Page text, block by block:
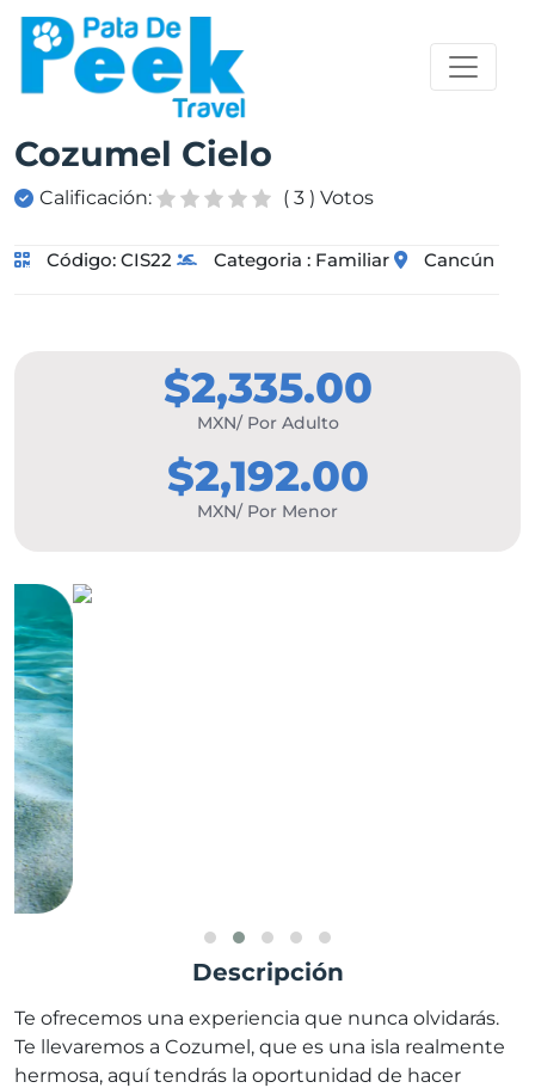
Cozumel Cielo
Calificación: ( 3 ) Votos
Código: CIS22 Categoria : Familiar Cancún
$2,335.00
MXN/ Por Adulto
$2,192.00
MXN/ Por Menor
Descripción
Te ofrecemos una experiencia que nunca olvidarás.
Te llevaremos a Cozumel, que es una isla realmente
hermosa, aquí tendrás la oportunidad de hacer